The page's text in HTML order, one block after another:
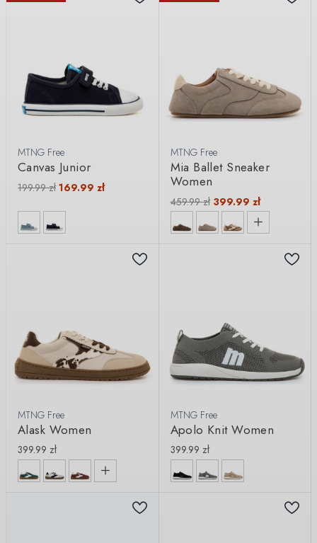
MTNG Free
Canvas Junior
199.99zł 169.99 zł
MTNG Free
Mia Ballet Sneaker
Women
459.99zł 399.99 zł
MTNG Free
Alask Women
399.99 zł
MTNG Free
Apolo Knit Women
399.99 zł